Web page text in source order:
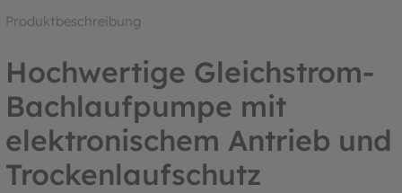
Produktbeschreibung
Hochwertige Gleichstrom-
Bachlaufpumpe mit
elektronischem Antrieb und
Trockenlaufschutz